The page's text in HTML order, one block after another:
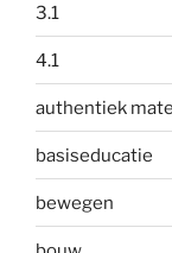
3.1
4.1
authentiek
basiseducatie
bewegen